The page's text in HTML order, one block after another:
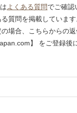
よくある質問でご確認
質問を掲載しています
場合、こちらからの返
】 をご登録後